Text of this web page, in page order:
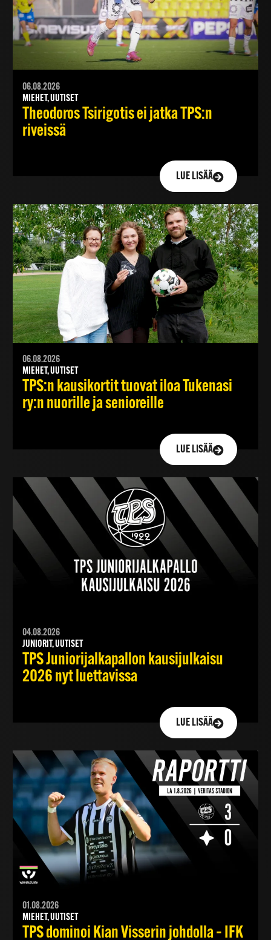
06.08.2026
MIEHET, UUTISET
Theodoros Tsirigotis ei jatka TPS:n
riveissä
LUE LISÄÄ
06.08.2026
MIEHET, UUTISET
TPS:n kausikortit tuovat iloa Tukenasi
ry:n nuorille ja senioreille
LUE LISÄÄ
04.08.2026
JUNIORIT, UUTISET
TPS Juniorijalkapallon kausijulkaisu
2026 nyt luettavissa
LUE LISÄÄ
01.08.2026
MIEHET, UUTISET
TPS dominoi Kian Visserin johdolla – IFK